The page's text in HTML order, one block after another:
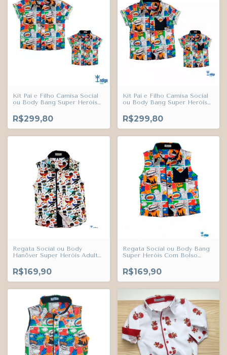
Kit Pai e Filho Camisa Social
ou Body Bang Super Heróis
R$299,80
Kit Pai e Filho Camisa Social
ou Body Bang Super Heróis
R$299,80
Regata Social ou Body
Hanôver Super Heróis Adulto
R$169,90
Regata Social ou Body Bang
Super Heróis Com Bolso
Trend
R$169,90